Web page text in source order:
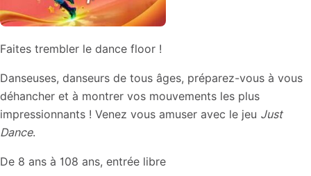
Faites trembler le dance floor !
Danseuses, danseurs de tous âges, préparez-vous à vous
déhancher et à montrer vos mouvements les plus
impressionnants ! Venez vous amuser avec le jeu Just
Dance.
De 8 ans à 108 ans, entrée libre